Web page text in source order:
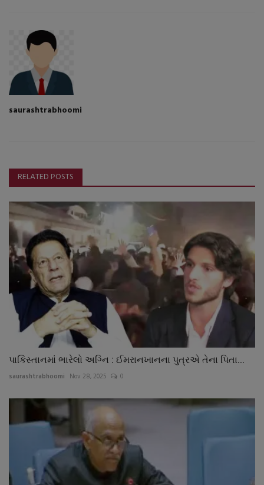
saurashtrabhoomi
RELATED POSTS
પાકિસ્તાનમાં ભારેલો અગ્નિ : ઈમરાનખાનના પુત્રએ તેના પિતા...
saurashtrabhoomi Nov 28, 2025 0